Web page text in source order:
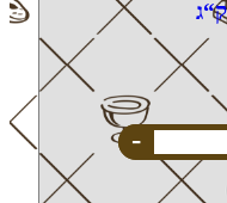
-